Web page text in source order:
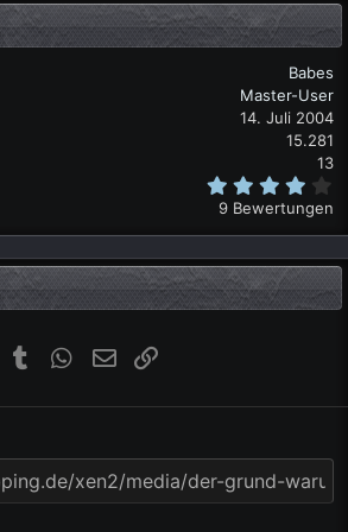
Babes
Master-User
14. Juli 2004
15.281
13
0
S
t
e
r
9 Bewertungen
PinterestTumblr WhatsApp
E-Mail